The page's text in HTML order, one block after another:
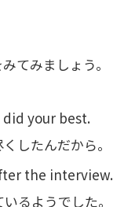
てみましょう。
your best.
したんだから。
the interview.
るようでした。